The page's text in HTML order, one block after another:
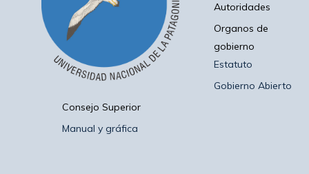
Autoridades
Organos de
gobierno
Estatuto
Gobierno Abierto
Consejo Superior
Manual y gráfica